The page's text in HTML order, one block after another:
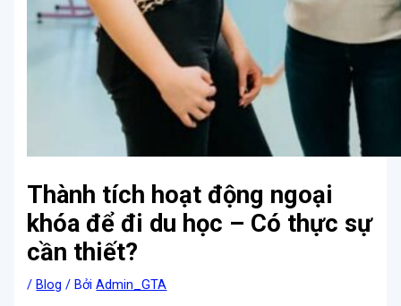
Thành tích hoạt động ngoại
khóa để đi du học – Có thực sự
cần thiết?
/Blog / BởiAdmin_GTA